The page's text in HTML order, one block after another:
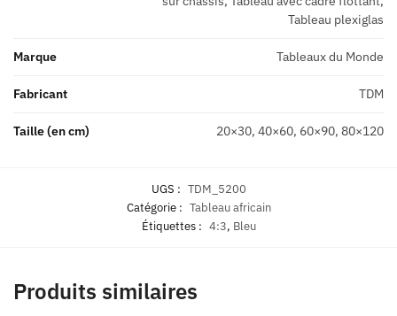
Tableau plexiglas
Marque Tableaux du Monde
Fabricant TDM
Taille (en cm) 20×30, 40×60, 60×90, 80×120
UGS : TDM_5200
Catégorie : Tableau africain
Étiquettes : 4:3, Bleu
Produits similaires